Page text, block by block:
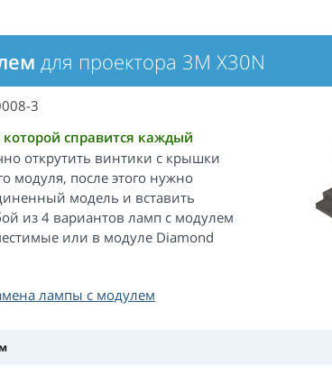
для проектора 3M X30N
3
справится каждый
открутить винтики с крышки
модуля, после этого нужно
модель и вставить
из 4 вариантов ламп с модулем
или в модуле Diamond
лампы с модулем